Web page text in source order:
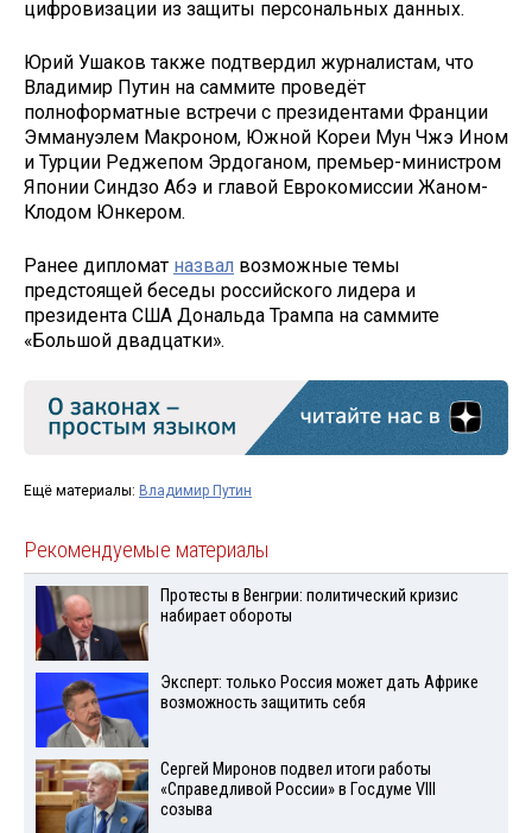
цифровизации из защиты персональных данных.
Юрий Ушаков также подтвердил журналистам, что
Владимир Путин на саммите проведёт
полноформатные встречи с президентами Франции
Эммануэлем Макроном, Южной Кореи Мун Чжэ Ином
и Турции Реджепом Эрдоганом, премьер-министром
Японии Синдзо Абэ и главой Еврокомиссии Жаном-
Клодом Юнкером.
Ранее дипломат назвал возможные темы
предстоящей беседы российского лидера и
президента США Дональда Трампа на саммите
«Большой двадцатки».
Ещё материалы: Владимир Путин
Рекомендуемые материалы
Протесты в Венгрии: политический кризис
набирает обороты
Эксперт: только Россия может дать Африке
возможность защитить себя
Сергей Миронов подвел итоги работы
«Справедливой России» в Госдуме VIII
созыва